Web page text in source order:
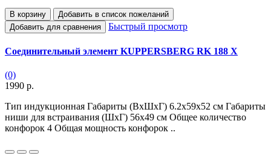
В корзину
Добавить в список пожеланий
Добавить для сравнения
Быстрый просмотр
Соединительный элемент KUPPERSBERG RK 188 X
(0)
1990 р.
Тип индукционная Габариты (ВхШхГ) 6.2х59х52 см Габариты
ниши для встраивания (ШхГ) 56х49 см Общее количество
конфорок 4 Общая мощность конфорок ..